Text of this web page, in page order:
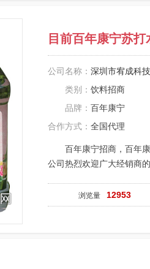
目前百年康宁苏
公司名称： 深圳市宥成科
类别： 饮料招商
品牌： 百年康宁
合作方式： 全国代理
百年康宁招商，百年
公司热烈欢迎广大经销商
浏览量 12953